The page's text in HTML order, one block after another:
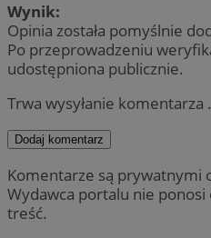
Wynik:
Opinia została pomyślnie
Po przeprowadzeniu
udostępniona publicznie.
Trwa wysyłanie komentarza
Dodaj komentarz
Komentarze są prywatnymi
Wydawca portalu nie ponosi
treść.